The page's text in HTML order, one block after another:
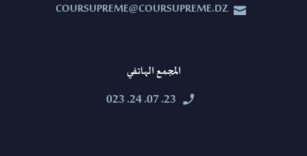


COURSUPREME@COURSUPREME.DZ
المجمع الهاتفي


23. 07. 24. 023